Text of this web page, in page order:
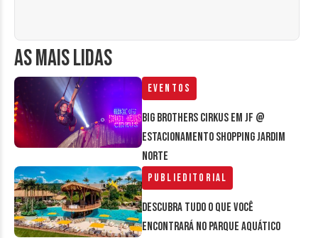
AS MAIS LIDAS
Eventos
Big Brothers Cirkus em JF @
estacionamento Shopping Jardim
Norte
Publieditorial
Descubra tudo o que você
encontrará no parque aquático